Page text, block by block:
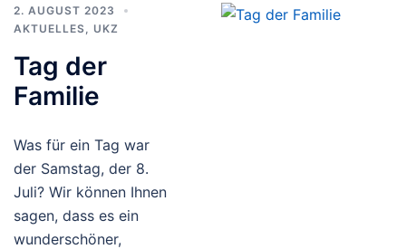
2. AUGUST 2023
AKTUELLES
UKZ
Tag der
Familie
Was für ein Tag war
der Samstag, der 8.
Juli? Wir können Ihnen
sagen, dass es ein
wunderschöner,